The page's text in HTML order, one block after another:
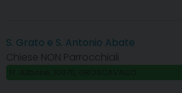
S. Grato e S. Antonio Abate
Chiese NON Parrocchiali